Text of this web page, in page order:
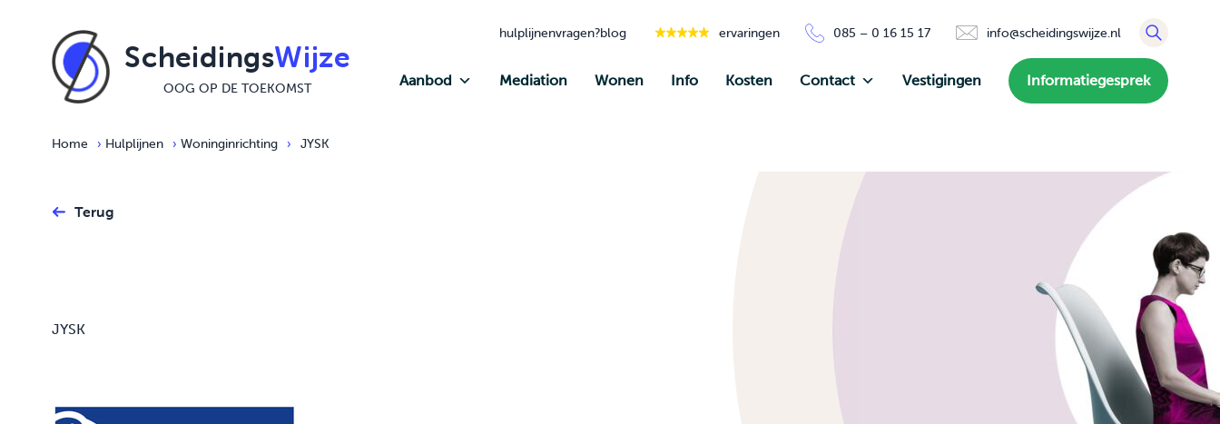
ScheidingsWijze
OOG OP DE TOEKOMST
hulplijnenvragen?blog ervaringen 085 – 0 16 15 17 info@scheidingswijze.nl
Aanbod Mediation Wonen Info Kosten Contact Vestigingen Informatiegesprek
Home › Hulplijnen › Woninginrichting › JYSK
Terug
JYSK